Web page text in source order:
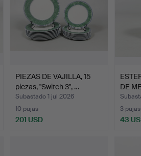
PIEZAS DE VAJILLA, 15
piezas, "Switch 3", …
Subastado 1 jul 2026
10 pujas
201 USD
DE
3 pujas
43